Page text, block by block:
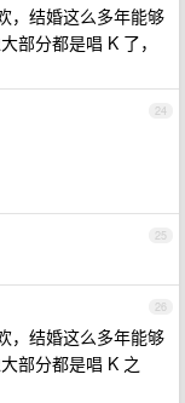
，结婚这么多年能够
部分都是唱 K 了，
24
25
26
，结婚这么多年能够
部分都是唱 K 之